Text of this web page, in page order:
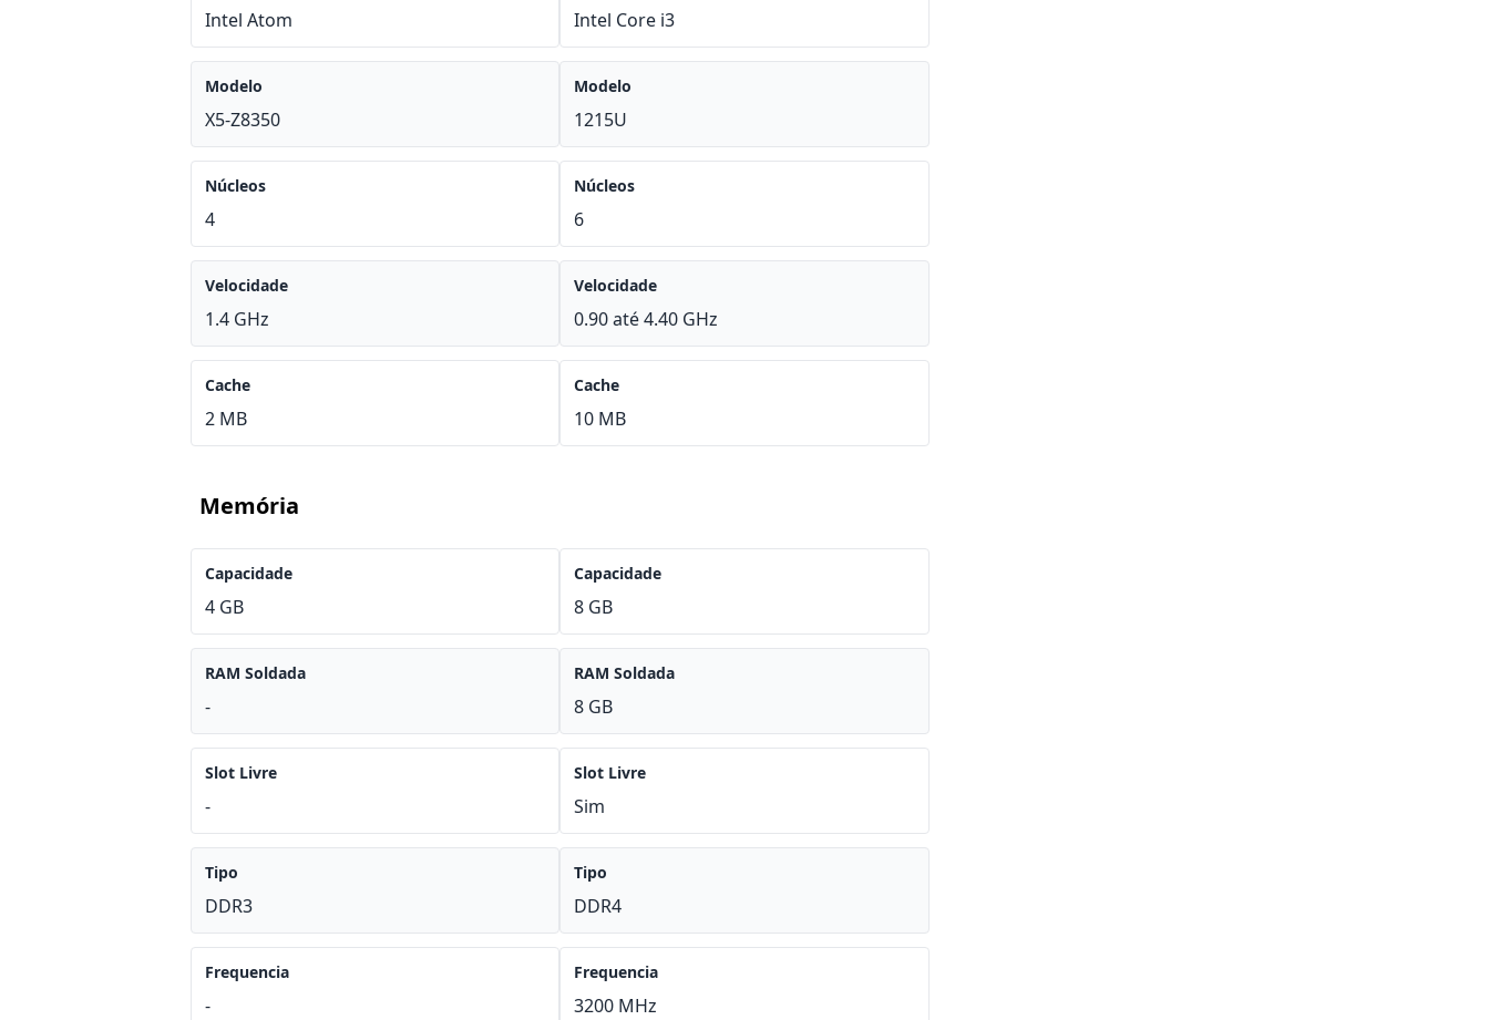
Intel Atom
Modelo
X5-Z8350
Núcleos
4
Velocidade
1.4 GHz
Cache
2 MB
Intel Core i3
Modelo
1215U
Núcleos
6
Velocidade
0.90 até 4.40 GHz
Cache
10 MB
Memória
Capacidade
4 GB
RAM Soldada
-
Slot Livre
-
Tipo
DDR3
Frequencia
-
Capacidade
8 GB
RAM Soldada
8 GB
Slot Livre
Sim
Tipo
DDR4
Frequencia
3200 MHz